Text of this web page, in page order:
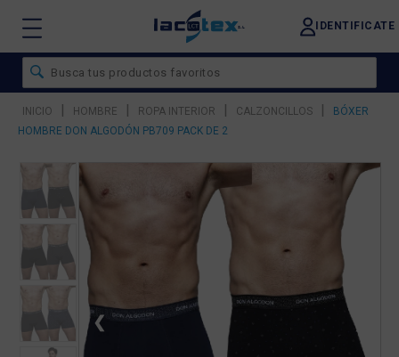
IDENTIFICATE
INICIO | HOMBRE | ROPA INTERIOR | CALZONCILLOS |
BÓXER
HOMBRE DON ALGODÓN PB709 PACK DE 2
❮ ❯